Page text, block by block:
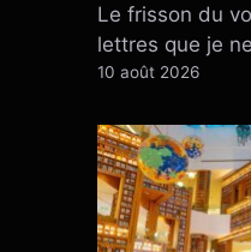
Le frisson du
lettres que je
10 août 2026